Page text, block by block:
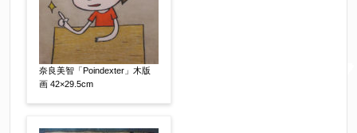
奈良美智「Poindexter」木版
画 42×29.5cm